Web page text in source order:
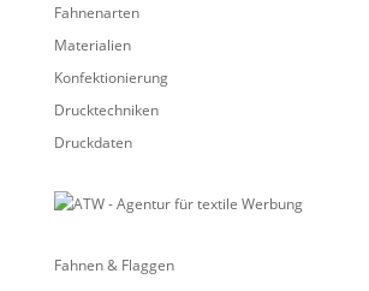
Fahnenarten
Materialien
Konfektionierung
Drucktechniken
Druckdaten
Fahnen & Flaggen